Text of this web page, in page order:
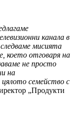
канала в
мисията
което отговаря на
не просто
на
семейство с
„Продукти